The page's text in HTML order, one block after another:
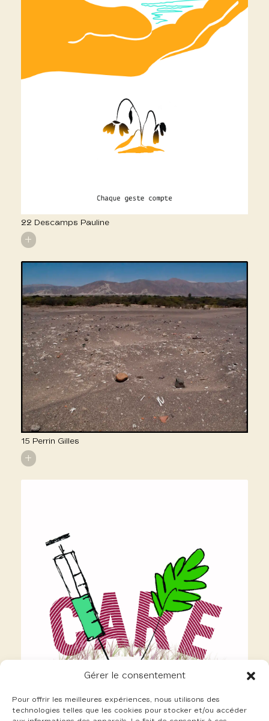
Gérer le consentement
Pour offrir les meilleures expériences, nous utilisons des
technologies telles que les cookies pour stocker et/ou accéder
22 Descamps Pauline
+
15 Perrin Gilles
+